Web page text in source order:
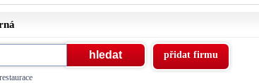
přidat firmu